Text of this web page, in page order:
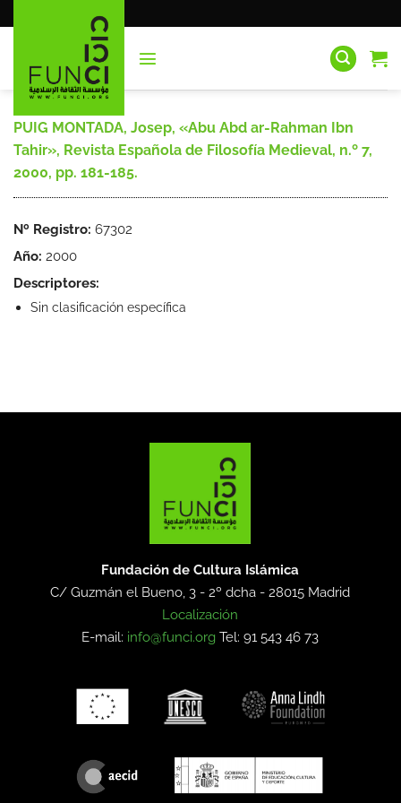
al
PUIG MONTADA, Josep, «Abu Abd ar-Rahman Ibn
Tahir», Revista Española de Filosofía Medieval, n.º 7,
2000, pp. 181-185.
Nº Registro: 67302
Año: 2000
Descriptores:
Sin clasificación específica
Fundación de Cultura Islámica
C/ Guzmán el Bueno, 3 - 2º dcha -28015 Madrid
Localización
E-mail: info@funci.org Tel: 91 543 46 73